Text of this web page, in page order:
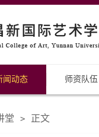
闻动态 师资队伍
堂 > 正文